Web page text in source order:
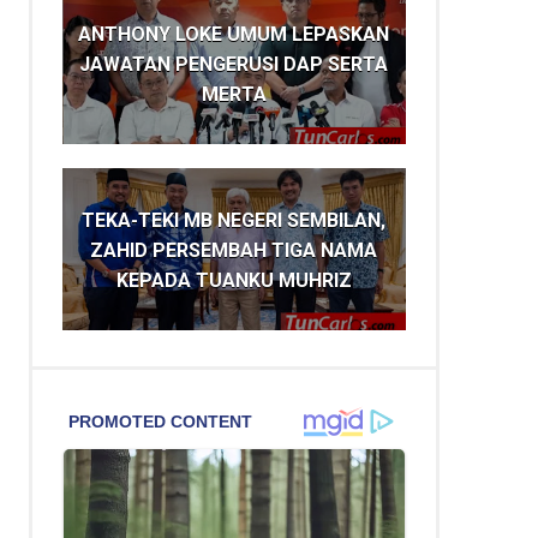
ANTHONY LOKE UMUM LEPASKAN
JAWATAN PENGERUSI DAP SERTA
MERTA
TEKA-TEKI MB NEGERI SEMBILAN,
ZAHID PERSEMBAH TIGA NAMA
KEPADA TUANKU MUHRIZ